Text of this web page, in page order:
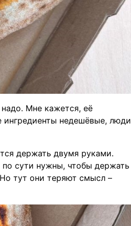
Мне кажется, её
ингредиенты недешёвые, люди
держать двумя руками.
сути нужны, чтобы держать
тут они теряют смысл –